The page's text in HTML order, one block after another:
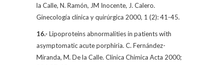
la Calle, N. Ramón, JM Inocente, J. Calero.
Ginecología clínica y quirúrgica 2000, 1 (2): 41-45.
16.- Lipoproteins abnormalities in patients with
asymptomatic acute porphiria. C. Fernández-
Miranda, M. De la Calle. Clinica Chimica Acta 2000;